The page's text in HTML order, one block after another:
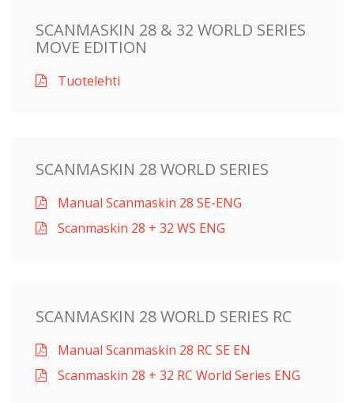
SCANMASKIN 28 & 32 WORLD SERIES
MOVE EDITION
Tuotelehti
SCANMASKIN 28 WORLD SERIES
Manual Scanmaskin 28 SE-ENG
Scanmaskin 28 + 32 WS ENG
SCANMASKIN 28 WORLD SERIES RC
Manual Scanmaskin 28 RC SE EN
Scanmaskin 28 + 32 RC World Series ENG